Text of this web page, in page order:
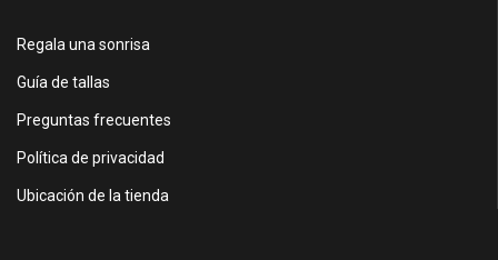
Regala una sonrisa
Guía de tallas
Preguntas frecuentes
Política de privacidad
Ubicación de la tienda